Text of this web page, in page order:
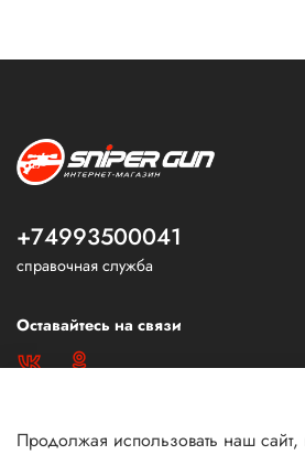
+74993500041
справочная служба
Оставайтесь на связи
Продолжая использовать наш сайт,